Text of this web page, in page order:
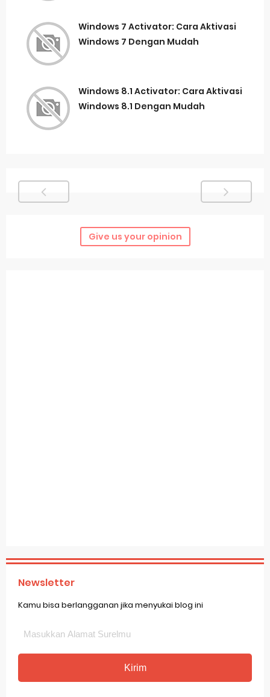
Windows 7 Activator: Cara Aktivasi
Windows 7 Dengan Mudah
Windows 8.1 Activator: Cara Aktivasi
Windows 8.1 Dengan Mudah
Give us your opinion
Newsletter
Kamu bisa berlangganan jika menyukai blog ini